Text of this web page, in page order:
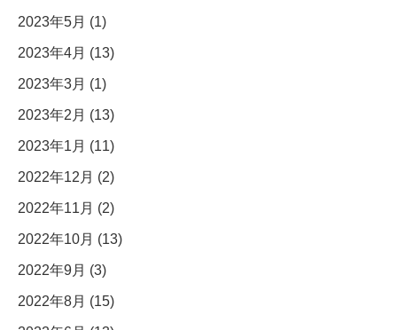
2023年5月 (1)
2023年4月 (13)
2023年3月 (1)
2023年2月 (13)
2023年1月 (11)
2022年12月 (2)
2022年11月 (2)
2022年10月 (13)
2022年9月 (3)
2022年8月 (15)